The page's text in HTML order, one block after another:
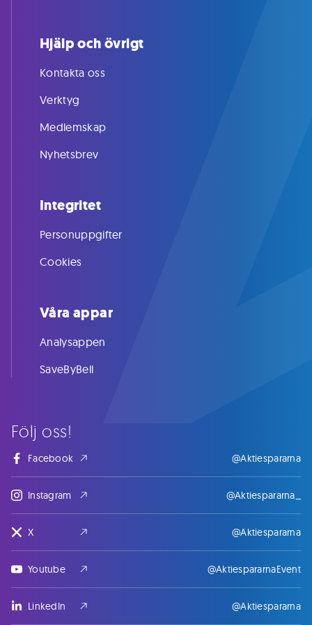
Följ oss!
Facebook @Aktiespararna
Instagram @Aktiespararna_
X @Aktiespararna
Youtube @AktiespararnaEvent
LinkedIn @Aktiespararna
Hjälp och övrigt
Kontakta oss
Verktyg
Medlemskap
Nyhetsbrev
Integritet
Personuppgifter
Cookies
Våra appar
Analysappen
SaveByBell